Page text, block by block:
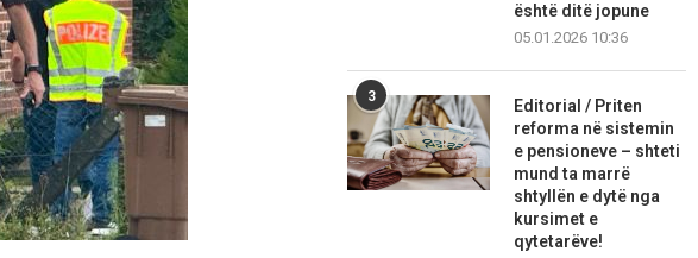
është ditë jopune
05.01.2026 10:36
3
Editorial / Priten
reforma në sistemin
e pensioneve – shteti
mund ta marrë
shtyllën e dytë nga
kursimet e
qytetarëve!